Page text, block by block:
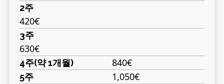
2주
420€
3주
630€
4주(약 1개월) 840€
5주 1,050€